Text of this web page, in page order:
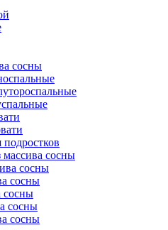
сосны
массива сосны
сосны
сосны
сосны
сосны
сосны